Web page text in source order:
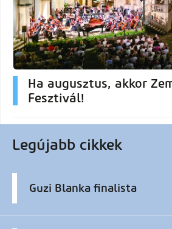
Ha augusztus, akkor
Fesztivál!
Legújabb cikkek
Guzi Blanka finalista